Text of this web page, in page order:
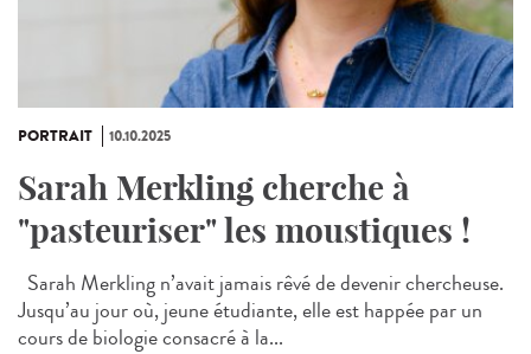
PORTRAIT 10.10.2025
Sarah Merkling cherche à
"pasteuriser" les moustiques !
Sarah Merkling n’avait jamais rêvé de devenir chercheuse.
Jusqu’au jour où, jeune étudiante, elle est happée par un
cours de biologie consacré à la...